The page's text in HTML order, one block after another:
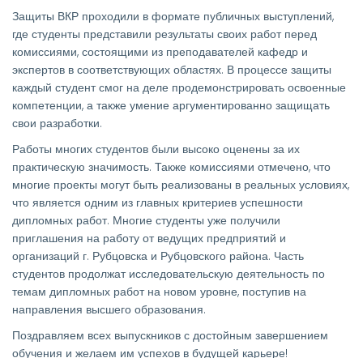
Защиты ВКР проходили в формате публичных выступлений,
где студенты представили результаты своих работ перед
комиссиями, состоящими из преподавателей кафедр и
экспертов в соответствующих областях. В процессе защиты
каждый студент смог на деле продемонстрировать освоенные
компетенции, а также умение аргументированно защищать
свои разработки.
Работы многих студентов были высоко оценены за их
практическую значимость. Также комиссиями отмечено, что
многие проекты могут быть реализованы в реальных условиях,
что является одним из главных критериев успешности
дипломных работ. Многие студенты уже получили
приглашения на работу от ведущих предприятий и
организаций г. Рубцовска и Рубцовского района. Часть
студентов продолжат исследовательскую деятельность по
темам дипломных работ на новом уровне, поступив на
направления высшего образования.
Поздравляем всех выпускников с достойным завершением
обучения и желаем им успехов в будущей карьере!